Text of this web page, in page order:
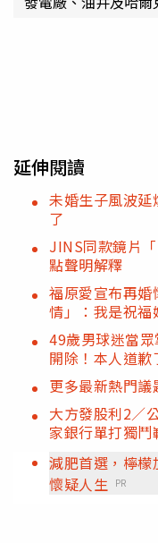
延伸閱讀
未婚生子風波延
了
JINS同款鏡片
點聲明解釋
福原愛宣布再
情」：我是祝福
49歲男球迷當
開除！本人道歉
更多最新熱門
大方發股利2／
家銀行單打獨鬥
減肥首選，檸
懷疑人生
PR